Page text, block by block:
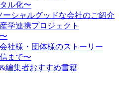
ル化〜
ーシャルグッドな会社のご紹介
学連携プロジェクト
社様・団体様のストーリー
まで〜
編集者おすすめ書籍